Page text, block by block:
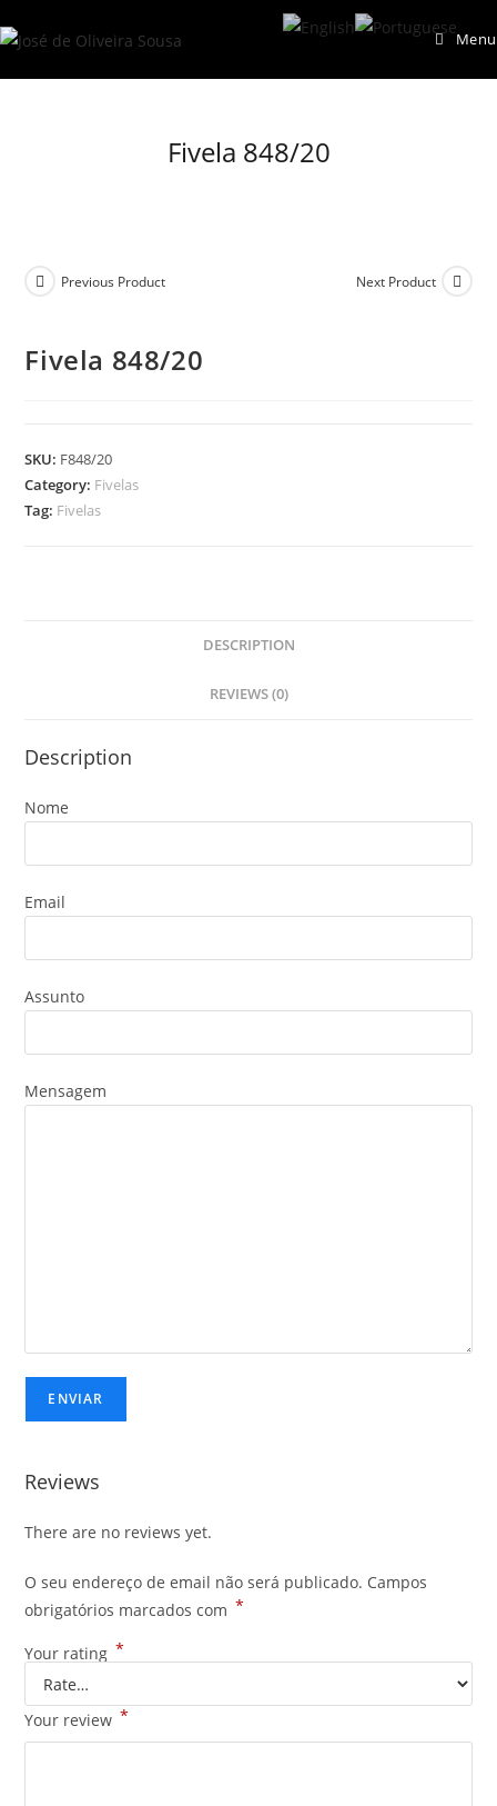
to
Menu
Fivela 848/20
Previous Product Next Product
Fivela 848/20
SKU: F848/20
Category: Fivelas
Tag: Fivelas
DESCRIPTION
REVIEWS (0)
Description
Nome
Email
Assunto
Mensagem
Reviews
There are no reviews yet.
O seu endereço de email não será publicado. Campos
obrigatórios marcados com *
Your rating *
Your review *